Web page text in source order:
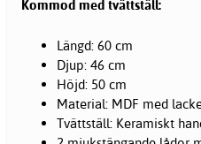
Kommod med tvättställ:
Längd: 60 cm
Djup: 46 cm
Höjd: 50 cm
Material: MDF med
Tvättställ: Keramiskt